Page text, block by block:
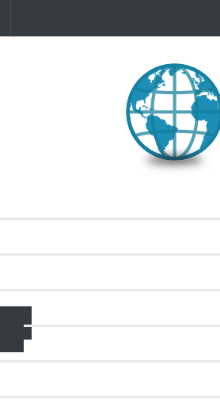
director Roman Gofman por la